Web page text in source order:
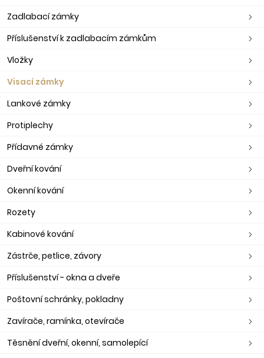
Zadlabací zámky
Příslušenství k zadlabacím zámkům
Vložky
Visací zámky
Lankové zámky
Protiplechy
Přídavné zámky
Dveřní kování
Okenní kování
Rozety
Kabinové kování
Zástrče, petlice, závory
Příslušenství - okna a dveře
Poštovní schránky, pokladny
Zavírače, ramínka, otevírače
Těsnění dveřní, okenní, samolepící